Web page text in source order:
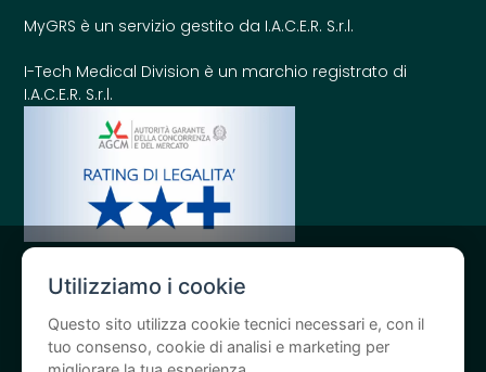
MyGRS è un servizio gestito da I.A.C.E.R. S.r.l.
I-Tech Medical Division è un marchio registrato di
I.A.C.E.R. S.r.l.
Obblighi di comunicazione per le sovvenzioni pubbliche:
Utilizziamo i cookie
Questo sito utilizza cookie tecnici necessari e, con il
tuo consenso, cookie di analisi e marketing per